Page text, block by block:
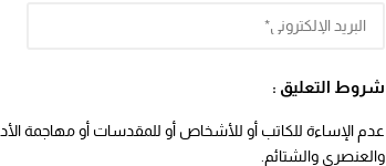
شروط التعليق :
عدم الإساءة للكاتب أو للأشخاص أو للمقدسات أو مهاجمة
والعنصري والشتائم.